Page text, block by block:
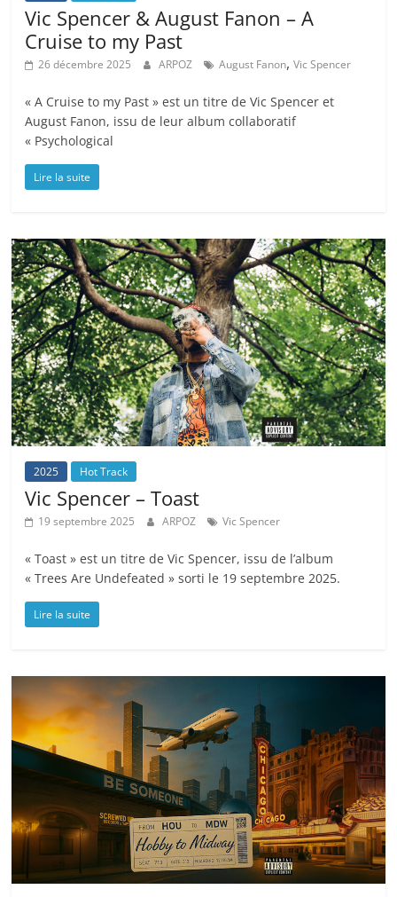
Vic Spencer & August Fanon – A
Cruise to my Past
26 décembre 2025 ARPOZ August Fanon,Vic Spencer
« A Cruise to my Past » est un titre de Vic Spencer et
August Fanon, issu de leur album collaboratif
« Psychological
Lire la suite
2025 Hot Track
Vic Spencer – Toast
19 septembre 2025 ARPOZ Vic Spencer
« Toast » est un titre de Vic Spencer, issu de l’album
« Trees Are Undefeated » sorti le 19 septembre 2025.
Lire la suite